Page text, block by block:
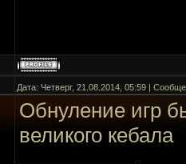
Дата: Четверг, 21.08.2014, 05:59 |
Обнуление игр
великого кебала